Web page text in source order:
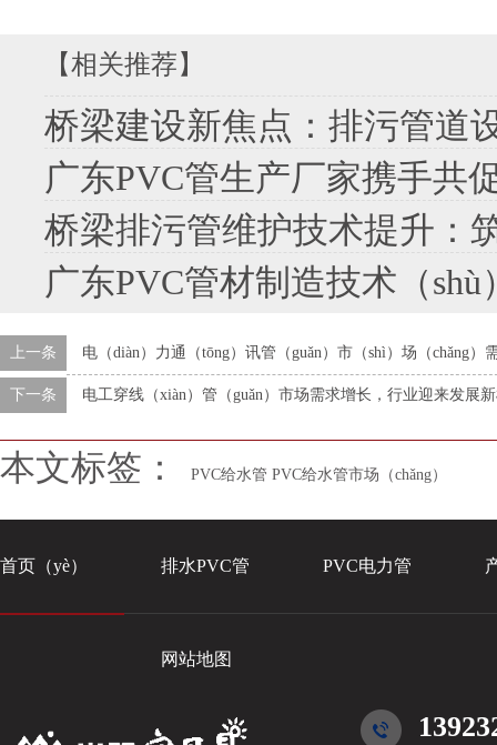
【相关推荐】
桥梁建设新焦点：排污管道设计
广东PVC管生产厂家携手共促
桥梁排污管维护技术提升：筑
广东PVC管材制造技术（shù）创
上一条 电（diàn）力通（tōng）讯管（guǎn）市（shì）场（chǎng
下一条 电工穿线（xiàn）管（guǎn）市场需求增长，行业迎来发展
本文标签： PVC给水管 PVC给水管市场（chǎng）
首页（yè） 排水PVC管 PVC电力管
网站地图